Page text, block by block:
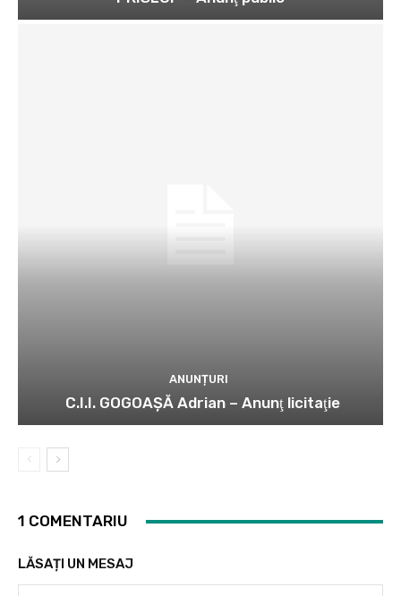
ANUNȚURI
C.I.I. GOGOAŞĂ Adrian – Anunţ licitaţie
1 COMENTARIU
LĂSAȚI UN MESAJ